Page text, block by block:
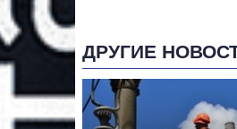
ДРУГИЕ